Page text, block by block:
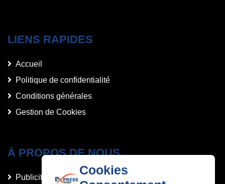
Cookies
LIENS RAPIDES
Accueil
Politique de confidentialité
Conditions générales
Gestion de Cookies
À PROPOS DE NOUS
Publicités et Annonces